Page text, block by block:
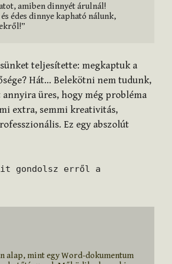
édes dinnye kapható nálunk,
teljesítette: megkaptuk a
Hát… Belekötni nem tudunk,
annyira üres, hogy még probléma
extra, semmi kreativitás,
Ez egy abszolút
gondolsz erről a
alap, mint egy Word-dokumentum